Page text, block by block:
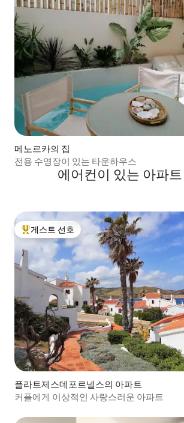
메노르카의 집
전용 수영장이 있는 타운하우스
에어컨이 있는 아파
상위 게스트 선호
게스트 선호
플라트제스데포르넬스의 아파트
커플에게 이상적인 사랑스러운 아파트